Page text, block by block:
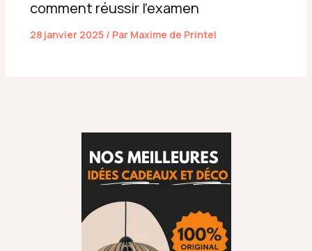
comment réussir l’examen
28 janvier 2025 / Par Maxime de Printel